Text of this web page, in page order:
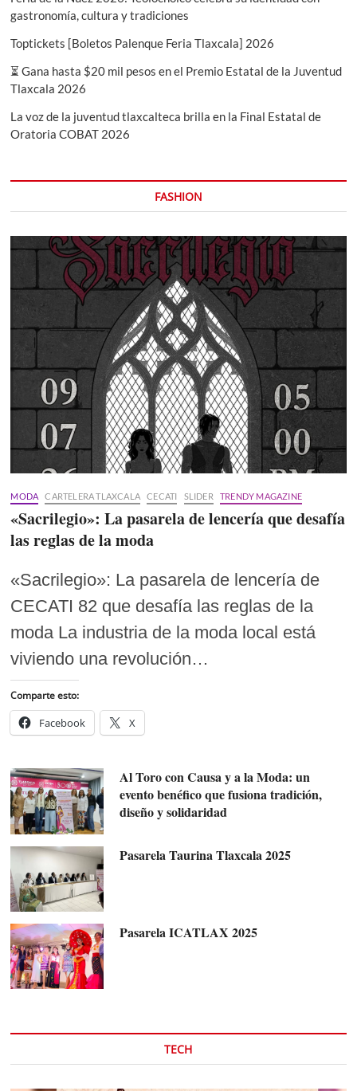
gastronomía, cultura y tradiciones
Toptickets [Boletos Palenque Feria Tlaxcala] 2026
⏳ Gana hasta $20 mil pesos en el Premio Estatal de la Juventud
Tlaxcala 2026
La voz de la juventud tlaxcalteca brilla en la Final Estatal de
Oratoria COBAT 2026
FASHION
MODA CARTELERA TLAXCALA CECATI SLIDER TRENDY MAGAZINE
«Sacrilegio»: La pasarela de lencería que desafía
las reglas de la moda
«Sacrilegio»: La pasarela de lencería de
CECATI 82 que desafía las reglas de la
moda La industria de la moda local está
viviendo una revolución…
Comparte esto:
Facebook X
Al Toro con Causa y a la Moda: un
evento benéfico que fusiona tradición,
diseño y solidaridad
Pasarela Taurina Tlaxcala 2025
Pasarela ICATLAX 2025
TECH